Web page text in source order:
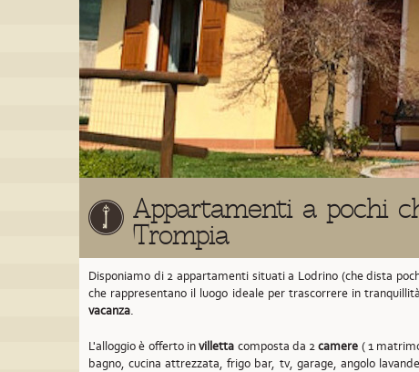
Appartamenti a pochi
Trompia
Disponiamo di 2 appartamenti situati a Lodrino (che dista
che rappresentano il luogo ideale per trascorrere in
vacanza.
L'alloggio è offerto invilletta composta da 2camere ( 1
bagno, cucina attrezzata, frigo bar, tv, garage, angolo